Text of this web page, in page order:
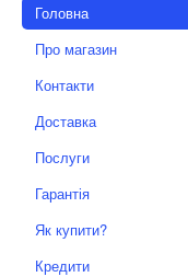
Головна
Про магазин
Контакти
Доставка
Послуги
Гарантія
Як купити?
Кредити